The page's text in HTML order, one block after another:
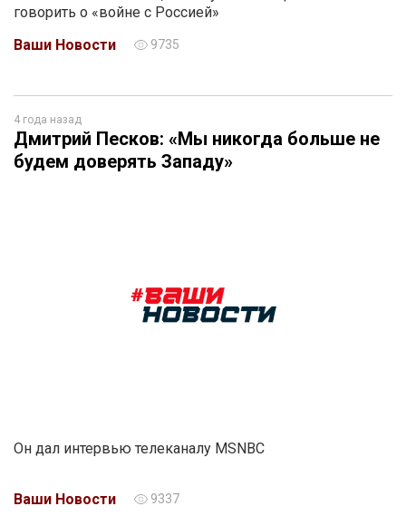
говорить о «войне с Россией»
Ваши Новости
9735
4 года назад
Дмитрий Песков: «Мы никогда больше не
будем доверять Западу»
Он дал интервью телеканалу MSNBC
Ваши Новости 9337